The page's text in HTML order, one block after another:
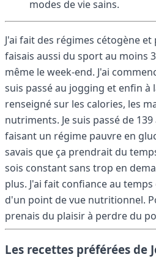
modes de vie sains.
J'ai fait des régimes cétogène
faisais aussi du sport au moins
même le week-end. J'ai
suis passé au jogging et enfin à
renseigné sur les calories, les
nutriments. Je suis passé de
faisant un régime pauvre en
savais que ça prendrait du
sois constant sans trop en
plus. J'ai fait confiance au
d'un point de vue nutritionnel.
prenais du plaisir à perdre du
Les recettes préférées de